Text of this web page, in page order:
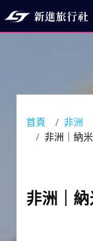
首頁 非洲
非洲｜納
非洲｜